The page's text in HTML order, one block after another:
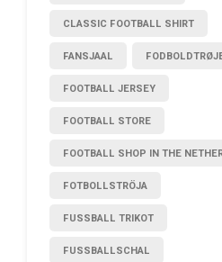
CLASSIC FOOTBALL SHIRT
FANSJAAL
FOOTBALL JERSEY
FOOTBALL STORE
FOOTBALL SHOP IN THE
FOTBOLLSTRÖJA
FUSSBALL TRIKOT
FUSSBALLSCHAL